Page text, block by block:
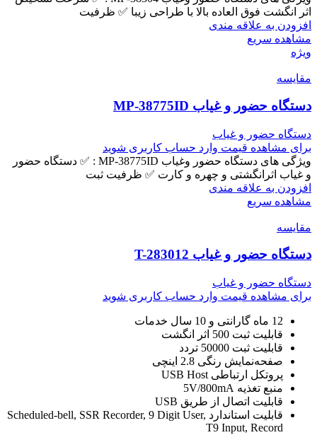
اثر انگشت فوق العاده بالا با طراحی زیبا ✅ ظرفیت
افزودن به علاقه مندی
مشاهده سریع
ویژه
مقایسه
دستگاه حضور و غیاب MP-38775ID
دستگاه حضور و غیاب
برای مشاهده قیمت وارد حساب کاربری شوید
ویژگی های دستگاه حضور وغیاب MP-38775ID : ✅ دستگاه حضور
و غیاب اثرانگشتی و چهره و کارت ✅ ظرفیت ثبت
افزودن به علاقه مندی
مشاهده سریع
مقایسه
دستگاه حضور و غیاب T-283012
دستگاه حضور و غیاب
برای مشاهده قیمت وارد حساب کاربری شوید
12 ماه گارانتی و 10 سال خدمات
قابلیت ثبت 500 اثر انگشت
قابلیت ثبت 50000 تردد
صفحه‌نمایش رنگی 2.8 اینچی
پروتکل ارتباطی USB Host
منبع تغذیه 5V/800mA
قابلیت اتصال از طریق USB
قابلیت استاندارد Scheduled-bell, SSR Recorder, 9 Digit User,
T9 Input, Record